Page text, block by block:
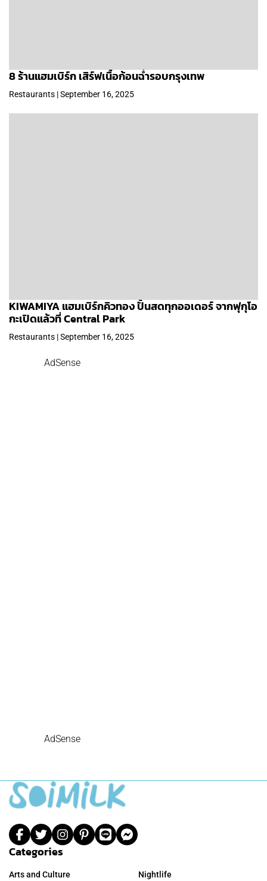
8 ร้านแฮมเบิร์ก เสิร์ฟเนื้อก้อนฉ่ำรอบกรุงเทพ
Restaurants | September 16, 2025
KIWAMIYA แฮมเบิร์กคิวทอง ปั้นสดทุกออเดอร์ จากฟุกุโอ
กะเปิดแล้วที่ Central Park
Restaurants | September 16, 2025
AdSense
AdSense
Categories
Arts and Culture Nightlife